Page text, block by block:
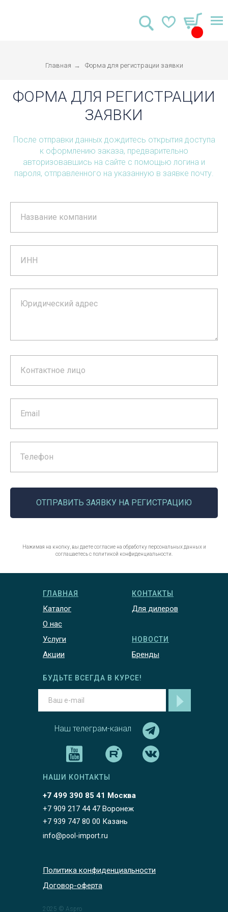
Главная → Форма для регистрации заявки
ФОРМА ДЛЯ РЕГИСТРАЦИИ
ЗАЯВКИ
После отправки данных дождитесь открытия доступа
к оформлению заказа, предварительно
авторизовавшись на сайте с помощью логина и
пароля, отправленного на указанную в заявке почту.
Название компании
ИНН
Юридический адрес
Контактное лицо
Email
Телефон
ОТПРАВИТЬ ЗАЯВКУ НА РЕГИСТРАЦИЮ
Нажимая на кнопку, вы даете согласие на обработку персональных данных и
соглашаетесь c политикой конфиденциальности.
ГЛАВНАЯ
Каталог
О нас
Услуги
Акции
КОНТАКТЫ
Для дилеров
НОВОСТИ
Бренды
2025 © Aspro
Наш телеграм-канал
БУДЬТЕ ВСЕГДА В КУРСЕ!
+7 499 390 85 41 Москва
НАШИ КОНТАКТЫ
+7 909 217 44 47 Воронеж
+7 939 747 80 00 Казань
info@pool-import.ru
Политика конфиденциальности
Договор-оферта